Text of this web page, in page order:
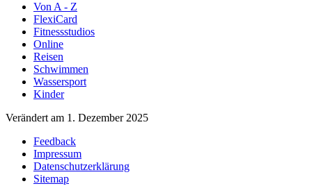
Von A - Z
FlexiCard
Fitnessstudios
Online
Reisen
Schwimmen
Wassersport
Kinder
Verändert am 1. Dezember 2025
Feedback
Impressum
Datenschutzerklärung
Sitemap